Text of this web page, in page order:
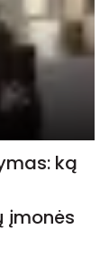
ką
įmonės